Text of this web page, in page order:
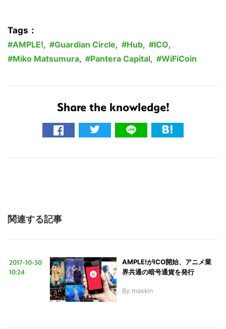
Tags：
AMPLE!, Guardian Circle, Hub, ICO,
Miko Matsumura, Pantera Capital, WiFiCoin
Share the knowledge!
関連する記事
2017-10-30
10:24
AMPLE!がICO開始、アニメ業
界共通の暗号通貨を発行
By maskin